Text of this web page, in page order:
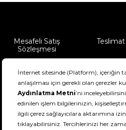
Mesafeli Satış
Sözleşmesi